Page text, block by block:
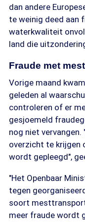
dan andere
te weinig deed aan
waterkwaliteit
land die
Fraude met mest
Vorige maand
geleden al
controleren of er
gesjoemeld
nog niet
overzicht te krijgen
wordt gepleegd",
"Het Openbaar
tegen
soort
meer fraude wordt